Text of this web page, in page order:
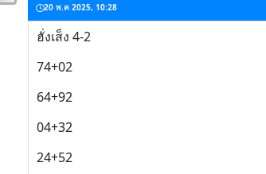
20 พ.ค 2025, 10:28
ฮั่งเส็ง 4-2
74+02
64+92
04+32
24+52